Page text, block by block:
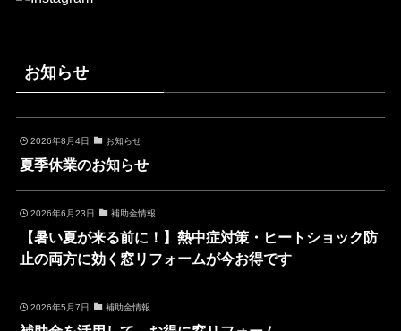
お知らせ
2026年8月4日 お知らせ
夏季休業のお知らせ
2026年6月23日 補助金情報
【暑い夏が来る前に！】熱中症対策・ヒートショック防
止の両方に効く窓リフォームが今お得です
2026年5月7日 補助金情報